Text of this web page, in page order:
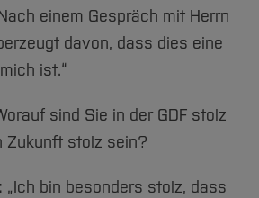
einem Gespräch mit Herrn
davon, dass dies eine
ist.“
sind Sie in der GDF stolz
Zukunft stolz sein?
„Ich bin besonders stolz, dass